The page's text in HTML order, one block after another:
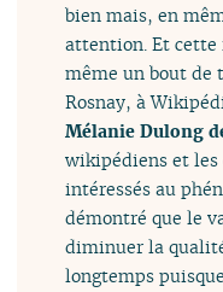
bien mais, en
attention. Et
même un bout de
Rosnay, à
Mélanie Dulong
wikipédiens et les
intéressés au
démontré que le
diminuer la
longtemps